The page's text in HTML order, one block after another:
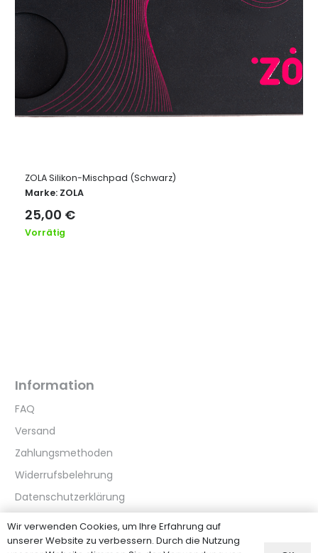
ZOLA Silikon-Mischpad (Schwarz)
Marke: ZOLA
25,00 €
Vorrätig
Information
FAQ
Versand
Zahlungsmethoden
Widerrufsbelehrung
Datenschutzerklärung
Kundenservice
Wir verwenden Cookies, um Ihre Erfahrung auf
unserer Website zu verbessern. Durch die Nutzung